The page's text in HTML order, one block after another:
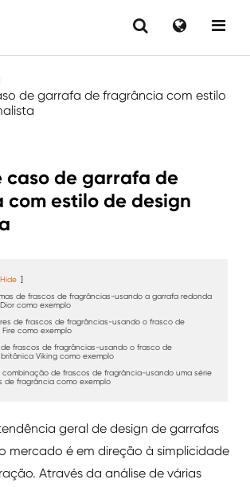
de garrafa de fragrância com estilo
caso de garrafa de
estilo de design
Hide ]
de frascos de fragrâncias-usando a garrafa redonda
como exemplo
de frascos de fragrâncias-usando o frasco de
como exemplo
de frascos de fragrâncias-usando o frasco de
Viking como exemplo
combinação de frascos de fragrância-usando uma série
de fragrância como exemplo
geral de design de garrafas
mercado é em direção à simplicidade
Através da análise de várias